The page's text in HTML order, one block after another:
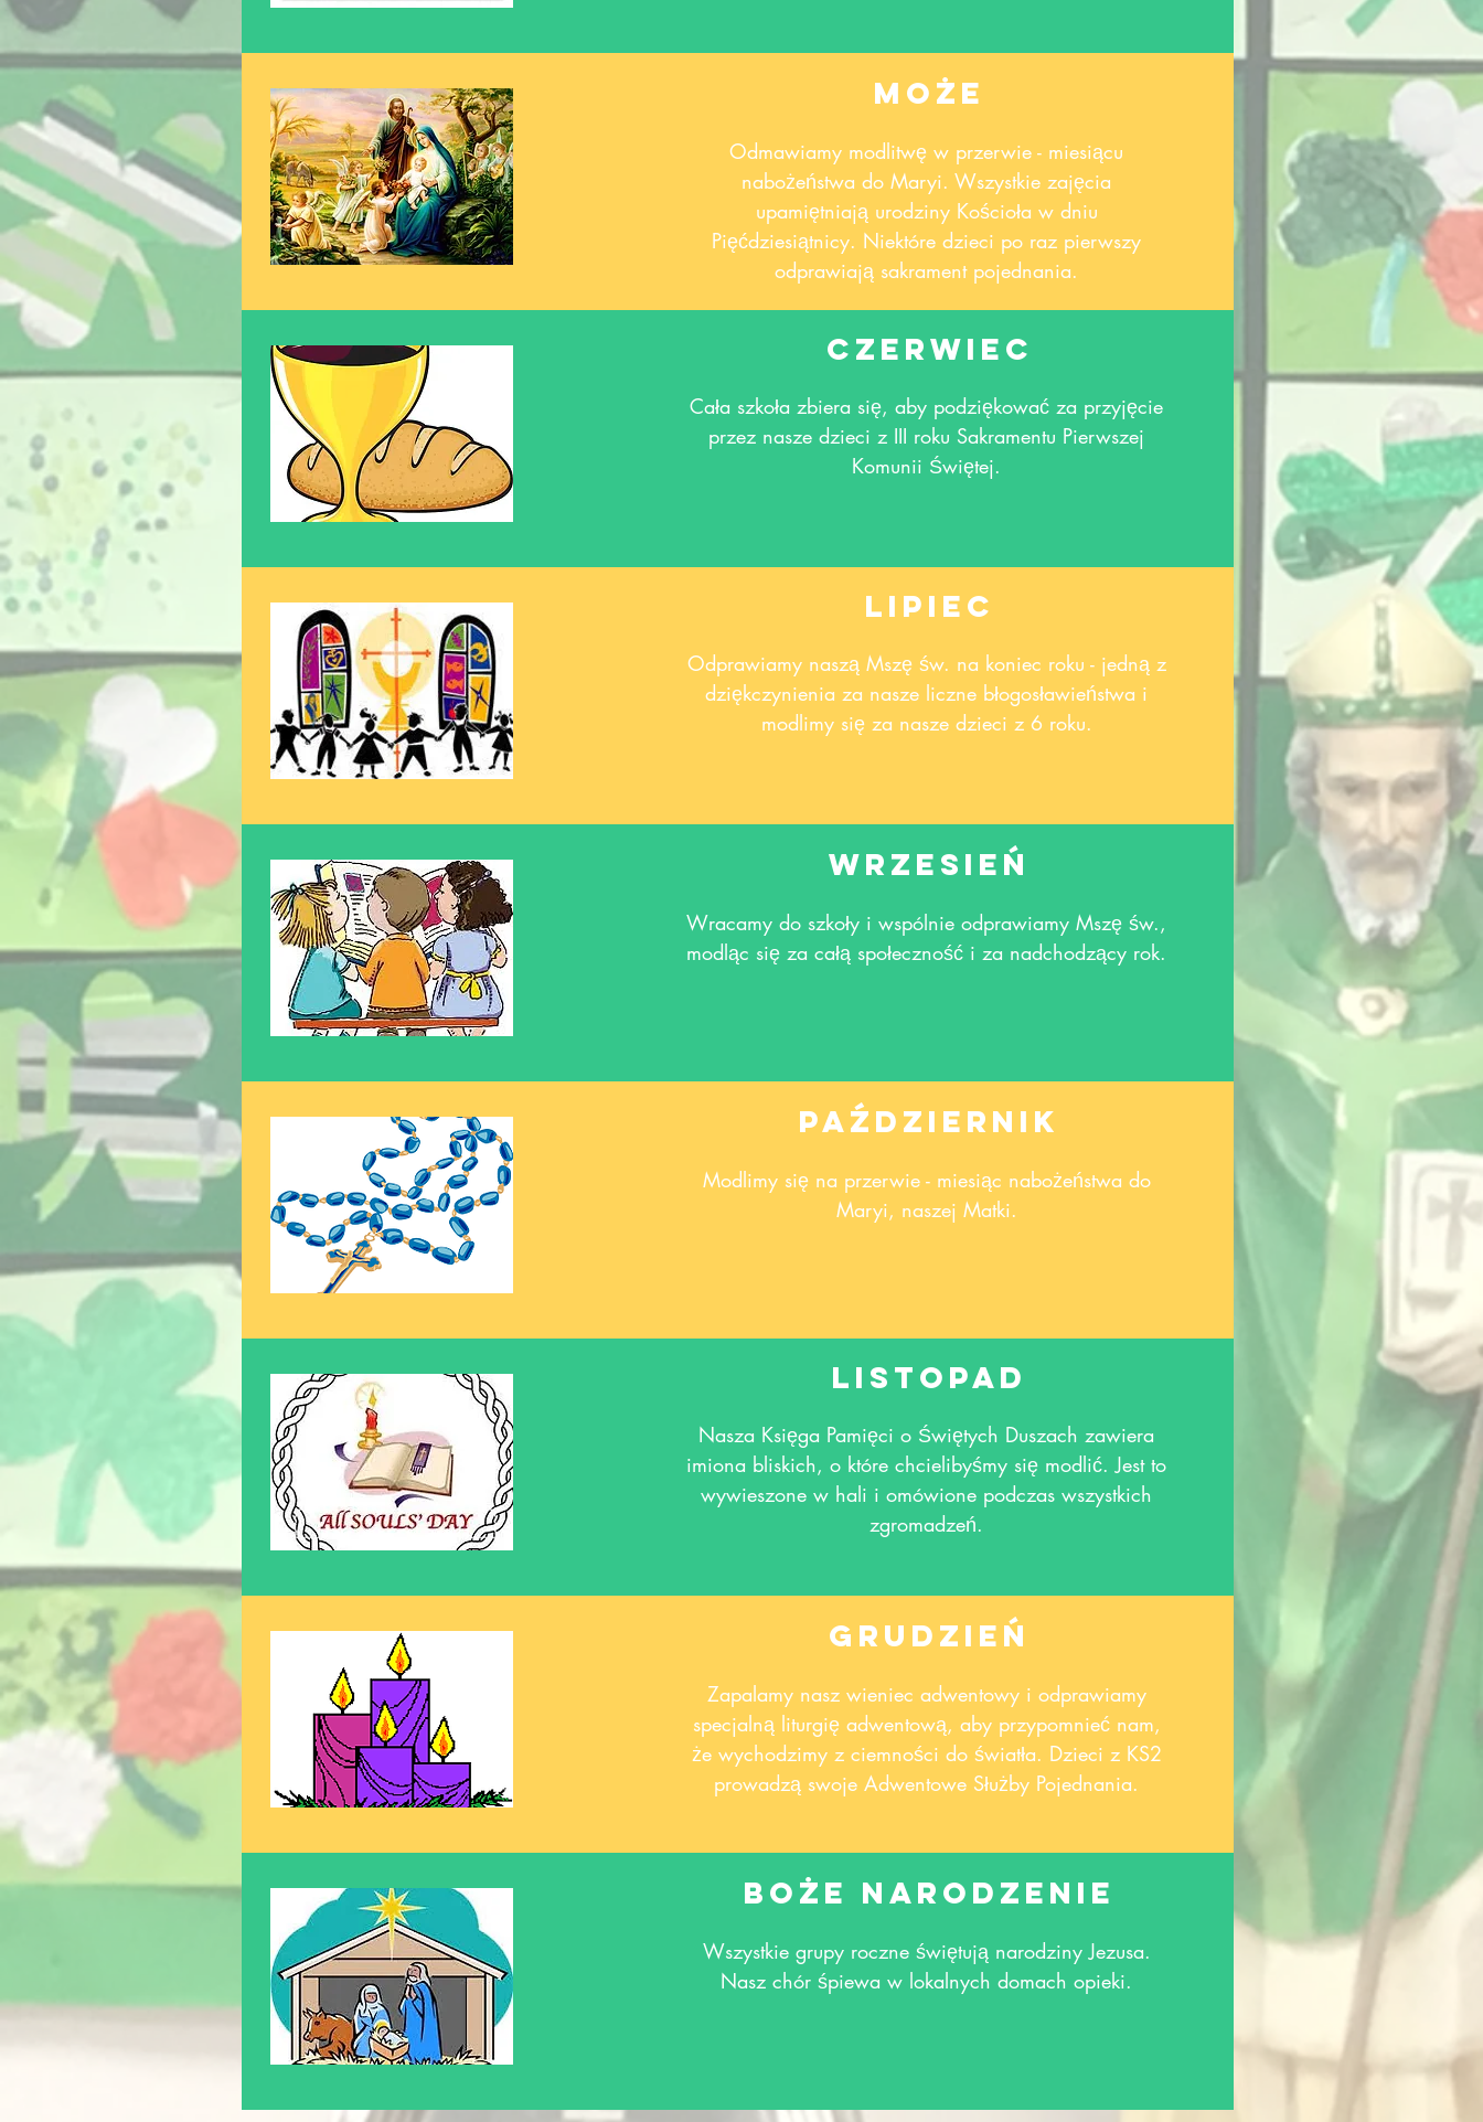
Może
Odmawiamy modlitwę w przerwie - miesiącu
nabożeństwa do Maryi. Wszystkie zajęcia
upamiętniają urodziny Kościoła w dniu
Pięćdziesiątnicy. Niektóre dzieci po raz pierwszy
odprawiają sakrament pojednania.
czerwiec
Cała szkoła zbiera się, aby podziękować za przyjęcie
przez nasze dzieci z III roku Sakramentu Pierwszej
Komunii Świętej.
lipiec
Odprawiamy naszą Mszę św. na koniec roku - jedną z
dziękczynienia za nasze liczne błogosławieństwa i
modlimy się za nasze dzieci z 6 roku.
wrzesień
Wracamy do szkoły i wspólnie odprawiamy Mszę św.,
modląc się za całą społeczność i za nadchodzący rok.
październik
Modlimy się na przerwie - miesiąc nabożeństwa do
Maryi, naszej Matki.
Listopad
Nasza Księga Pamięci o Świętych Duszach zawiera
imiona bliskich, o które chcielibyśmy się modlić. Jest to
wywieszone w hali i omówione podczas wszystkich
zgromadzeń.
grudzień
Zapalamy nasz wieniec adwentowy i odprawiamy
specjalną liturgię adwentową, aby przypomnieć nam,
że wychodzimy z ciemności do światła. Dzieci z KS2
prowadzą swoje Adwentowe Służby Pojednania.
Boże Narodzenie
Wszystkie grupy roczne świętują narodziny Jezusa.
Nasz chór śpiewa w lokalnych domach opieki.